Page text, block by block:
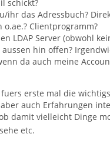
schickt?
ihr das Adressbuch?
o.ae.? Clientprogramm?
LDAP Server (obwohl
aussen hin offen?
da auch meine
erste mal die
auch Erfahrungen
damit vielleicht Dinge
etc.